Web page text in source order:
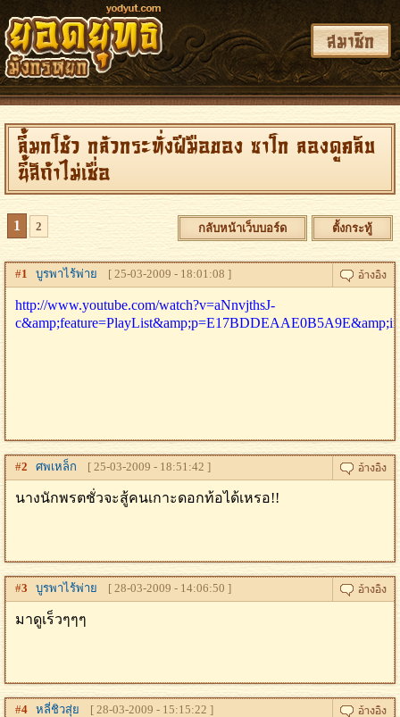
สมาชิก
ลี้มกโช้ว กลัวกระทั่งฝีมือของ ซาโก ลองดูคลิบ
นี้สิถ้าไม่เชื่อ
1 2 กลับหน้าเว็บบอร์ด ตั้งกระทู้
#1 บูรพาไร้พ่าย [ 25-03-2009 - 18:01:08 ]
http://www.youtube.com/watch?v=aNnvjthsJ-
#2 ศพเหล็ก [ 25-03-2009 - 18:51:42 ]
นางนักพรตชั่วจะสู้คนเกาะดอกท้อได้เหรอ!!
#3 บูรพาไร้พ่าย [ 28-03-2009 - 14:06:50 ]
มาดูเร็วๆๆๆ
#4 หลี่ชิวสุ่ย [ 28-03-2009 - 15:15:22 ]